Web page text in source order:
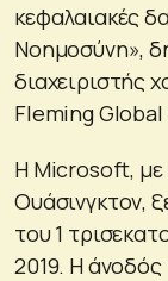
κεφαλαιακές
Νοημοσύνη»,
διαχειριστής
Fleming
Η Microsoft, με
Ουάσινγκτον,
του 1
2019. Η άνοδός